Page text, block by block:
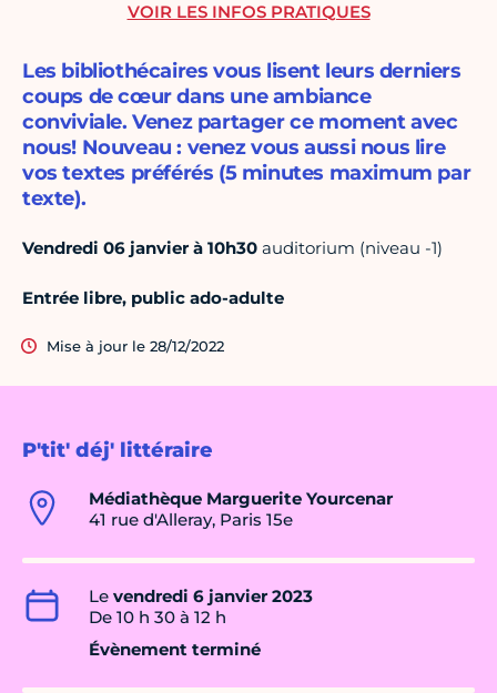
P'tit' déj' littéraire
Médiathèque Marguerite Yourcenar
41 rue d'Alleray, Paris 15e
Le vendredi 6 janvier 2023
De 10 h 30 à 12 h
Évènement terminé
Les bibliothécaires vous lisent leurs derniers
coups de cœur dans une ambiance
conviviale. Venez partager ce moment avec
nous! Nouveau : venez vous aussi nous lire
vos textes préférés (5 minutes maximum par
texte).
Vendredi 06 janvier à 10h30 auditorium (niveau -1)
Entrée libre, public ado-adulte
Mise à jour le 28/12/2022
VOIR LES INFOS PRATIQUES